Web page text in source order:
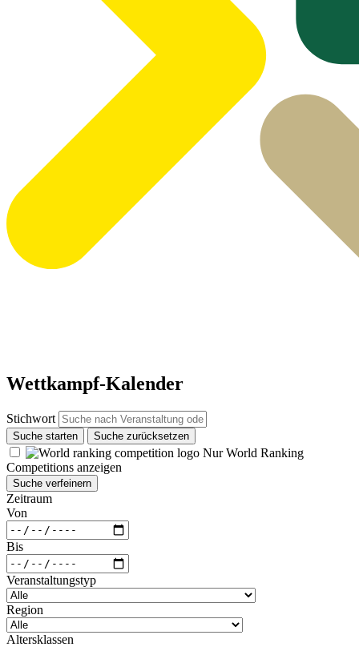
Wettkampf-Kalender
Stichwort
Suche starten Suche zurücksetzen
Nur World Ranking
Competitions anzeigen
Suche verfeinern
Zeitraum
Von
Bis
Veranstaltungstyp
Region
Altersklassen